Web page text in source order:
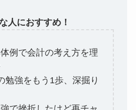
人におすすめ！
例で会計の考え方を理
勉強をもう1歩、深掘り